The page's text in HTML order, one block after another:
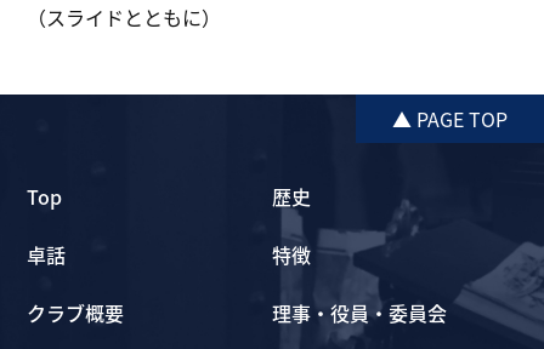
（スライドとともに）
▲ PAGE TOP
Top
卓話
クラブ概要
歴史
特徴
理事・役員・委員会